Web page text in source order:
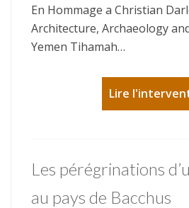
En Hommage a Christian
Architecture, Archaeology
Yemen Tihamah…
Lire
Les pérégrinations
au pays de Bacchus